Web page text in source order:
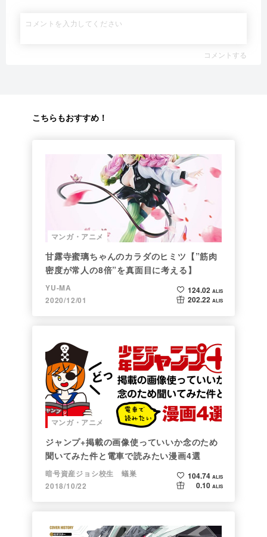
コメントする
こちらもおすすめ！
マンガ・アニメ
甘露寺蜜璃ちゃんのカラダのヒミツ【”筋肉
密度が常人の8倍”を真面目に考える】
YU-MA
2020/12/01
124.02 ALIS
202.22 ALIS
マンガ・アニメ
ジャンプ+掲載の画像使っていいか念のため
聞いてみた件と電車で読みたい漫画4選
暗号資産ジョシ校生 蟻巣
2018/10/22
104.74 ALIS
0.10 ALIS